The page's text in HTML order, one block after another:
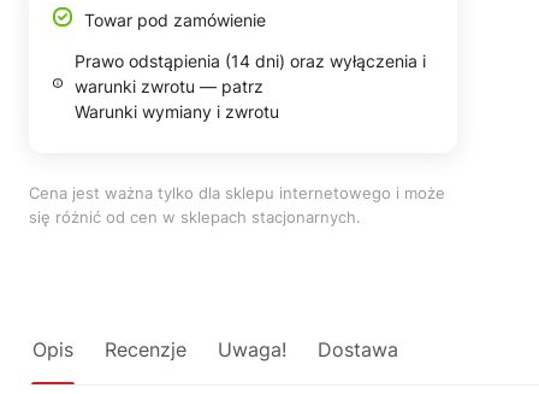
Towar pod zamówienie
Prawo odstąpienia (14 dni) oraz wyłączenia i
warunki zwrotu — patrz
Warunki wymiany i zwrotu
Cena jest ważna tylko dla sklepu internetowego i może
się różnić od cen w sklepach stacjonarnych.
Opis Recenzje Uwaga! Dostawa